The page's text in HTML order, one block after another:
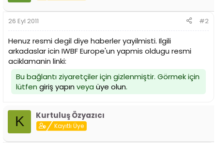
26 Eyl 2011 #2
Henuz resmi degil diye haberler yayilmisti. Ilgili
arkadaslar icin IWBF Europe'un yapmis oldugu resmi
aciklamanin linki:
Bu bağlantı ziyaretçiler için gizlenmiştir. Görmek için
lütfen giriş yapınveya üye olun.
K Kurtuluş Özyazıcı
Kayıtlı Üye